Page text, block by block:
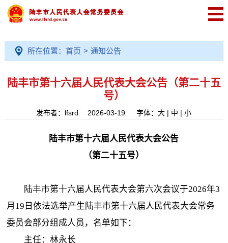
所在位置： 首页 > 通知公告
陆丰市第十六届人民代表大会公告（第二十五
号）
发布者：lfsrd 2026-03-19 字体：大 | 中 |小
陆丰市第十六届人民代表大会公告
（第二十五号）
陆丰市第十六届人民代表大会第六次会议于2026年3
月19日依法选举产生陆丰市第十六届人民代表大会常务
委员会部分组成人员，名单如下：
主任：林永长